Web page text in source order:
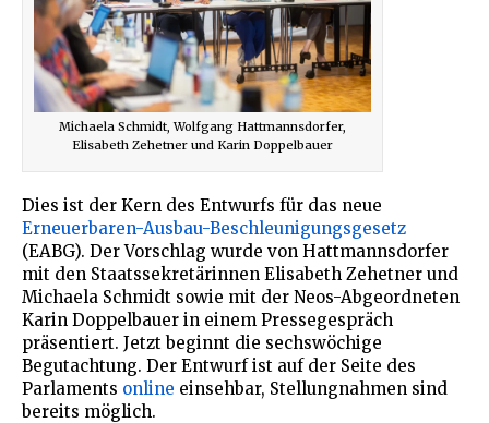
Michaela Schmidt, Wolfgang Hattmannsdorfer,
Elisabeth Zehetner und Karin Doppelbauer
Dies ist der Kern des Entwurfs für das neue
Erneuerbaren-Ausbau-Beschleunigungsgesetz
(EABG). Der Vorschlag wurde von Hattmannsdorfer
mit den Staatssekretärinnen Elisabeth Zehetner und
Michaela Schmidt sowie mit der Neos-Abgeordneten
Karin Doppelbauer in einem Pressegespräch
präsentiert. Jetzt beginnt die sechswöchige
Begutachtung. Der Entwurf ist auf der Seite des
Parlaments online einsehbar, Stellungnahmen sind
bereits möglich.